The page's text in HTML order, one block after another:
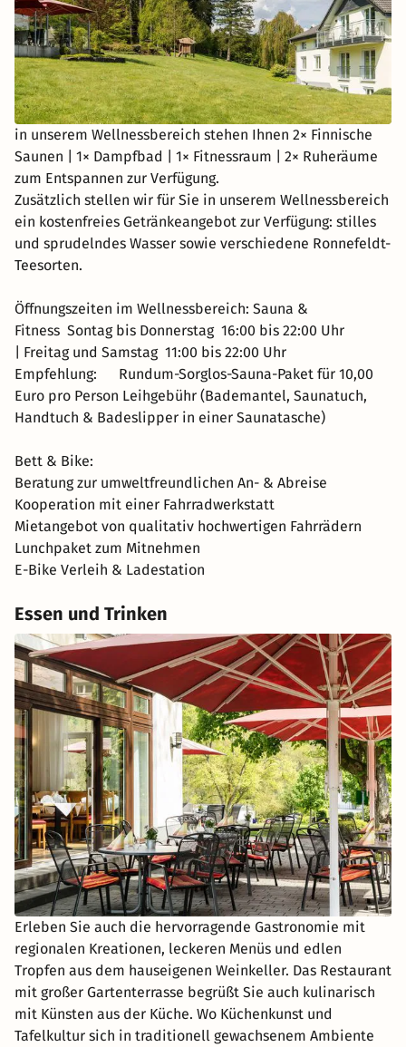
in unserem Wellnessbereich stehen Ihnen 2× Finnische
Saunen | 1× Dampfbad | 1× Fitnessraum | 2× Ruheräume
zum Entspannen zur Verfügung.
Zusätzlich stellen wir für Sie in unserem Wellnessbereich
ein kostenfreies Getränkeangebot zur Verfügung: stilles
und sprudelndes Wasser sowie verschiedene Ronnefeldt-
Teesorten.
Öffnungszeiten im Wellnessbereich: Sauna &
Fitness Sontag bis Donnerstag 16:00 bis 22:00 Uhr
| Freitag und Samstag 11:00 bis 22:00 Uhr
Empfehlung: Rundum-Sorglos-Sauna-Paket für 10,00
Euro pro Person Leihgebühr (Bademantel, Saunatuch,
Handtuch & Badeslipper in einer Saunatasche)
Bett & Bike:
Beratung zur umweltfreundlichen An- & Abreise
Kooperation mit einer Fahrradwerkstatt
Mietangebot von qualitativ hochwertigen Fahrrädern
Lunchpaket zum Mitnehmen
E-Bike Verleih & Ladestation
Essen und Trinken
Erleben Sie auch die hervorragende Gastronomie mit
regionalen Kreationen, leckeren Menüs und edlen
Tropfen aus dem hauseigenen Weinkeller. Das Restaurant
mit großer Gartenterrasse begrüßt Sie auch kulinarisch
mit Künsten aus der Küche. Wo Küchenkunst und
Tafelkultur sich in traditionell gewachsenem Ambiente